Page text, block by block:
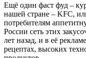
Ещё один фаст фуд –
нашей стране – KFC,
потребителям
России сеть этих
лет назад, и в её
рецептах, высоких